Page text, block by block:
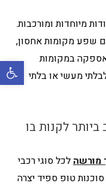
מיוחדות ומורכבות.
שפע מקומות אחסון,
במקומות
מעשי או בלתי
לקנות בו
מורשה לכל סוגי רכבי
טופ ספיד יצרה
פתח